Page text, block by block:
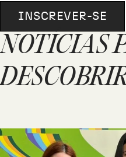
INSCREVER-SE
NOTÍCIAS